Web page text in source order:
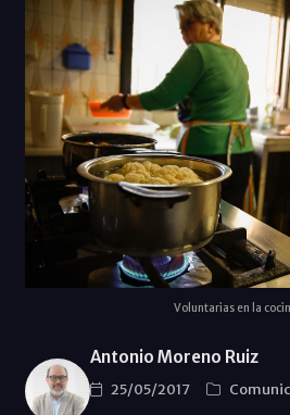
Voluntarias en la
Antonio Moreno Ruiz
25/05/2017